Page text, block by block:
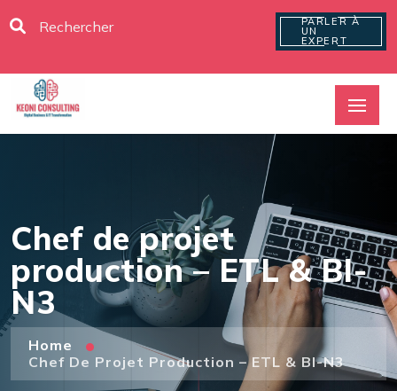
PARLER À
UN
EXPERT
Chef de projet
production – ETL & BI-
N3
Home
Chef De Projet Production – ETL & BI-N3